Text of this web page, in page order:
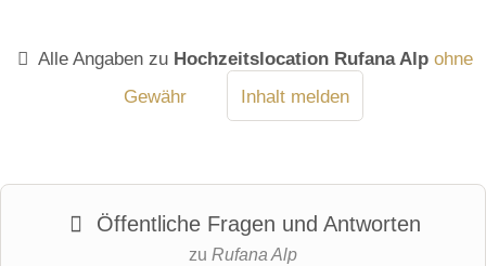
Alle Angaben zu Hochzeitslocation Rufana Alp ohne
Gewähr
Inhalt melden
Öffentliche Fragen und Antworten
zu Rufana Alp